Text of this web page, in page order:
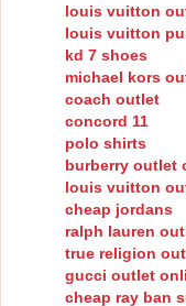
louis vuitton
louis vuitton
kd 7 shoes
michael kors
coach outlet
concord 11
polo shirts
burberry outlet
louis vuitton
cheap jordans
ralph lauren
true religion
gucci outlet
cheap ray ban